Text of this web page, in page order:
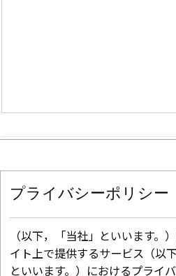
プライバシーポリシー
（以下，「当社」といいます。
イト上で提供するサービス（以
といいます。）におけるプライ